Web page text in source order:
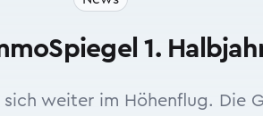
1.
weiter im Höhenflug. Die